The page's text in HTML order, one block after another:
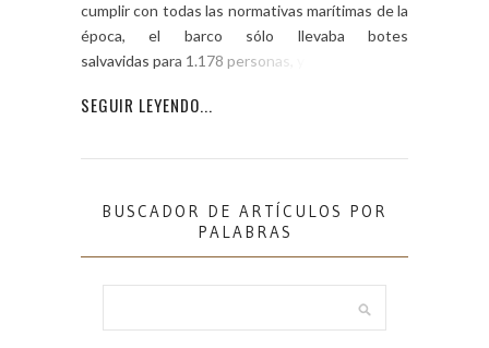
cumplir con todas las normativas marítimas de la
época, el barco sólo llevaba botes
salvavidas para 1.178 personas, y aún […]
SEGUIR LEYENDO...
BUSCADOR DE ARTÍCULOS POR
PALABRAS